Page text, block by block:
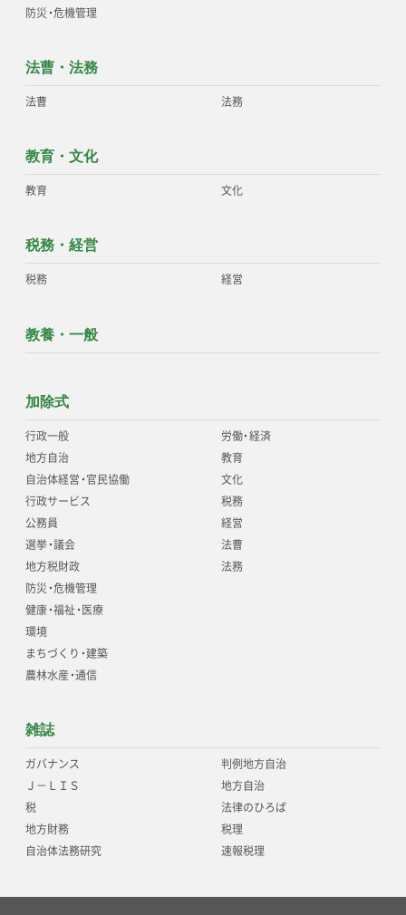
防災・危機管理
法曹・法務
法曹 法務
教育・文化
教育 文化
税務・経営
税務 経営
教養・一般
加除式
行政一般
地方自治
自治体経営・官民協働
行政サービス
公務員
選挙・議会
地方税財政
防災・危機管理
健康・福祉・医療
環境
まちづくり・建築
農林水産・通信
労働・経済
教育
文化
税務
経営
法曹
法務
雑誌
ガバナンス
Ｊ－ＬＩＳ
税
地方財務
自治体法務研究
判例地方自治
地方自治
法律のひろば
税理
速報税理